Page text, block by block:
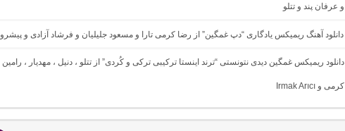
و عرفان پند و تتلو
دانلود آهنگ ریمیکس یادگاری “دپ غمگین” از رضا کرمی تارا و مسعود جلیلیان و فرشاد آزادی و پیشرو
دانلود ریمیکس غمگین دیدی نتونستی “ترند اینستا ترکیبی ترکی و کُردی” از تتلو ، دنیل ، مهدیار ، رامین
کرمی و Irmak Arıcı